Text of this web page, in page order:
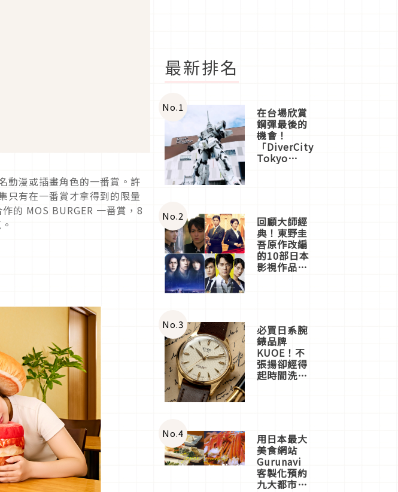
動漫或插畫角色的一番賞。許
只有在一番賞才拿得到的限量
的 MOS BURGER 一番賞，8
最新排名
No.1 在台場欣賞
鋼彈最後的
機會！
「DiverCity
Tokyo
體驗
No.2 回顧大師經
典！東野圭
吾原作改編
的10部日本
影視作品推
No.3 必買日系腕
錶品牌
KUOE！不
張揚卻經得
起時間洗鍊
No.4 用日本最大
美食網站
Gurunavi
客製化預約
九大都市餐